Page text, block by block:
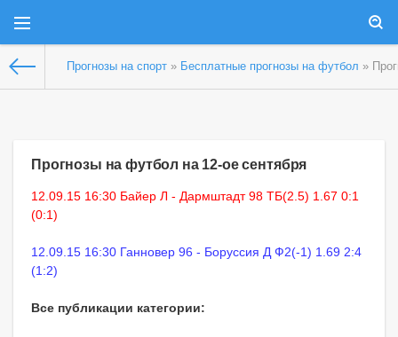
Прогнозы на спорт » Бесплатные прогнозы на футбол »
Прогнозы на футбол на 12-ое сентября
12.09.15 16:30 Байер Л - Дармштадт 98 ТБ(2.5) 1.67 0:1
(0:1)
12.09.15 16:30 Ганновер 96 - Боруссия Д Ф2(-1) 1.69 2:4
(1:2)
Все публикации категории: